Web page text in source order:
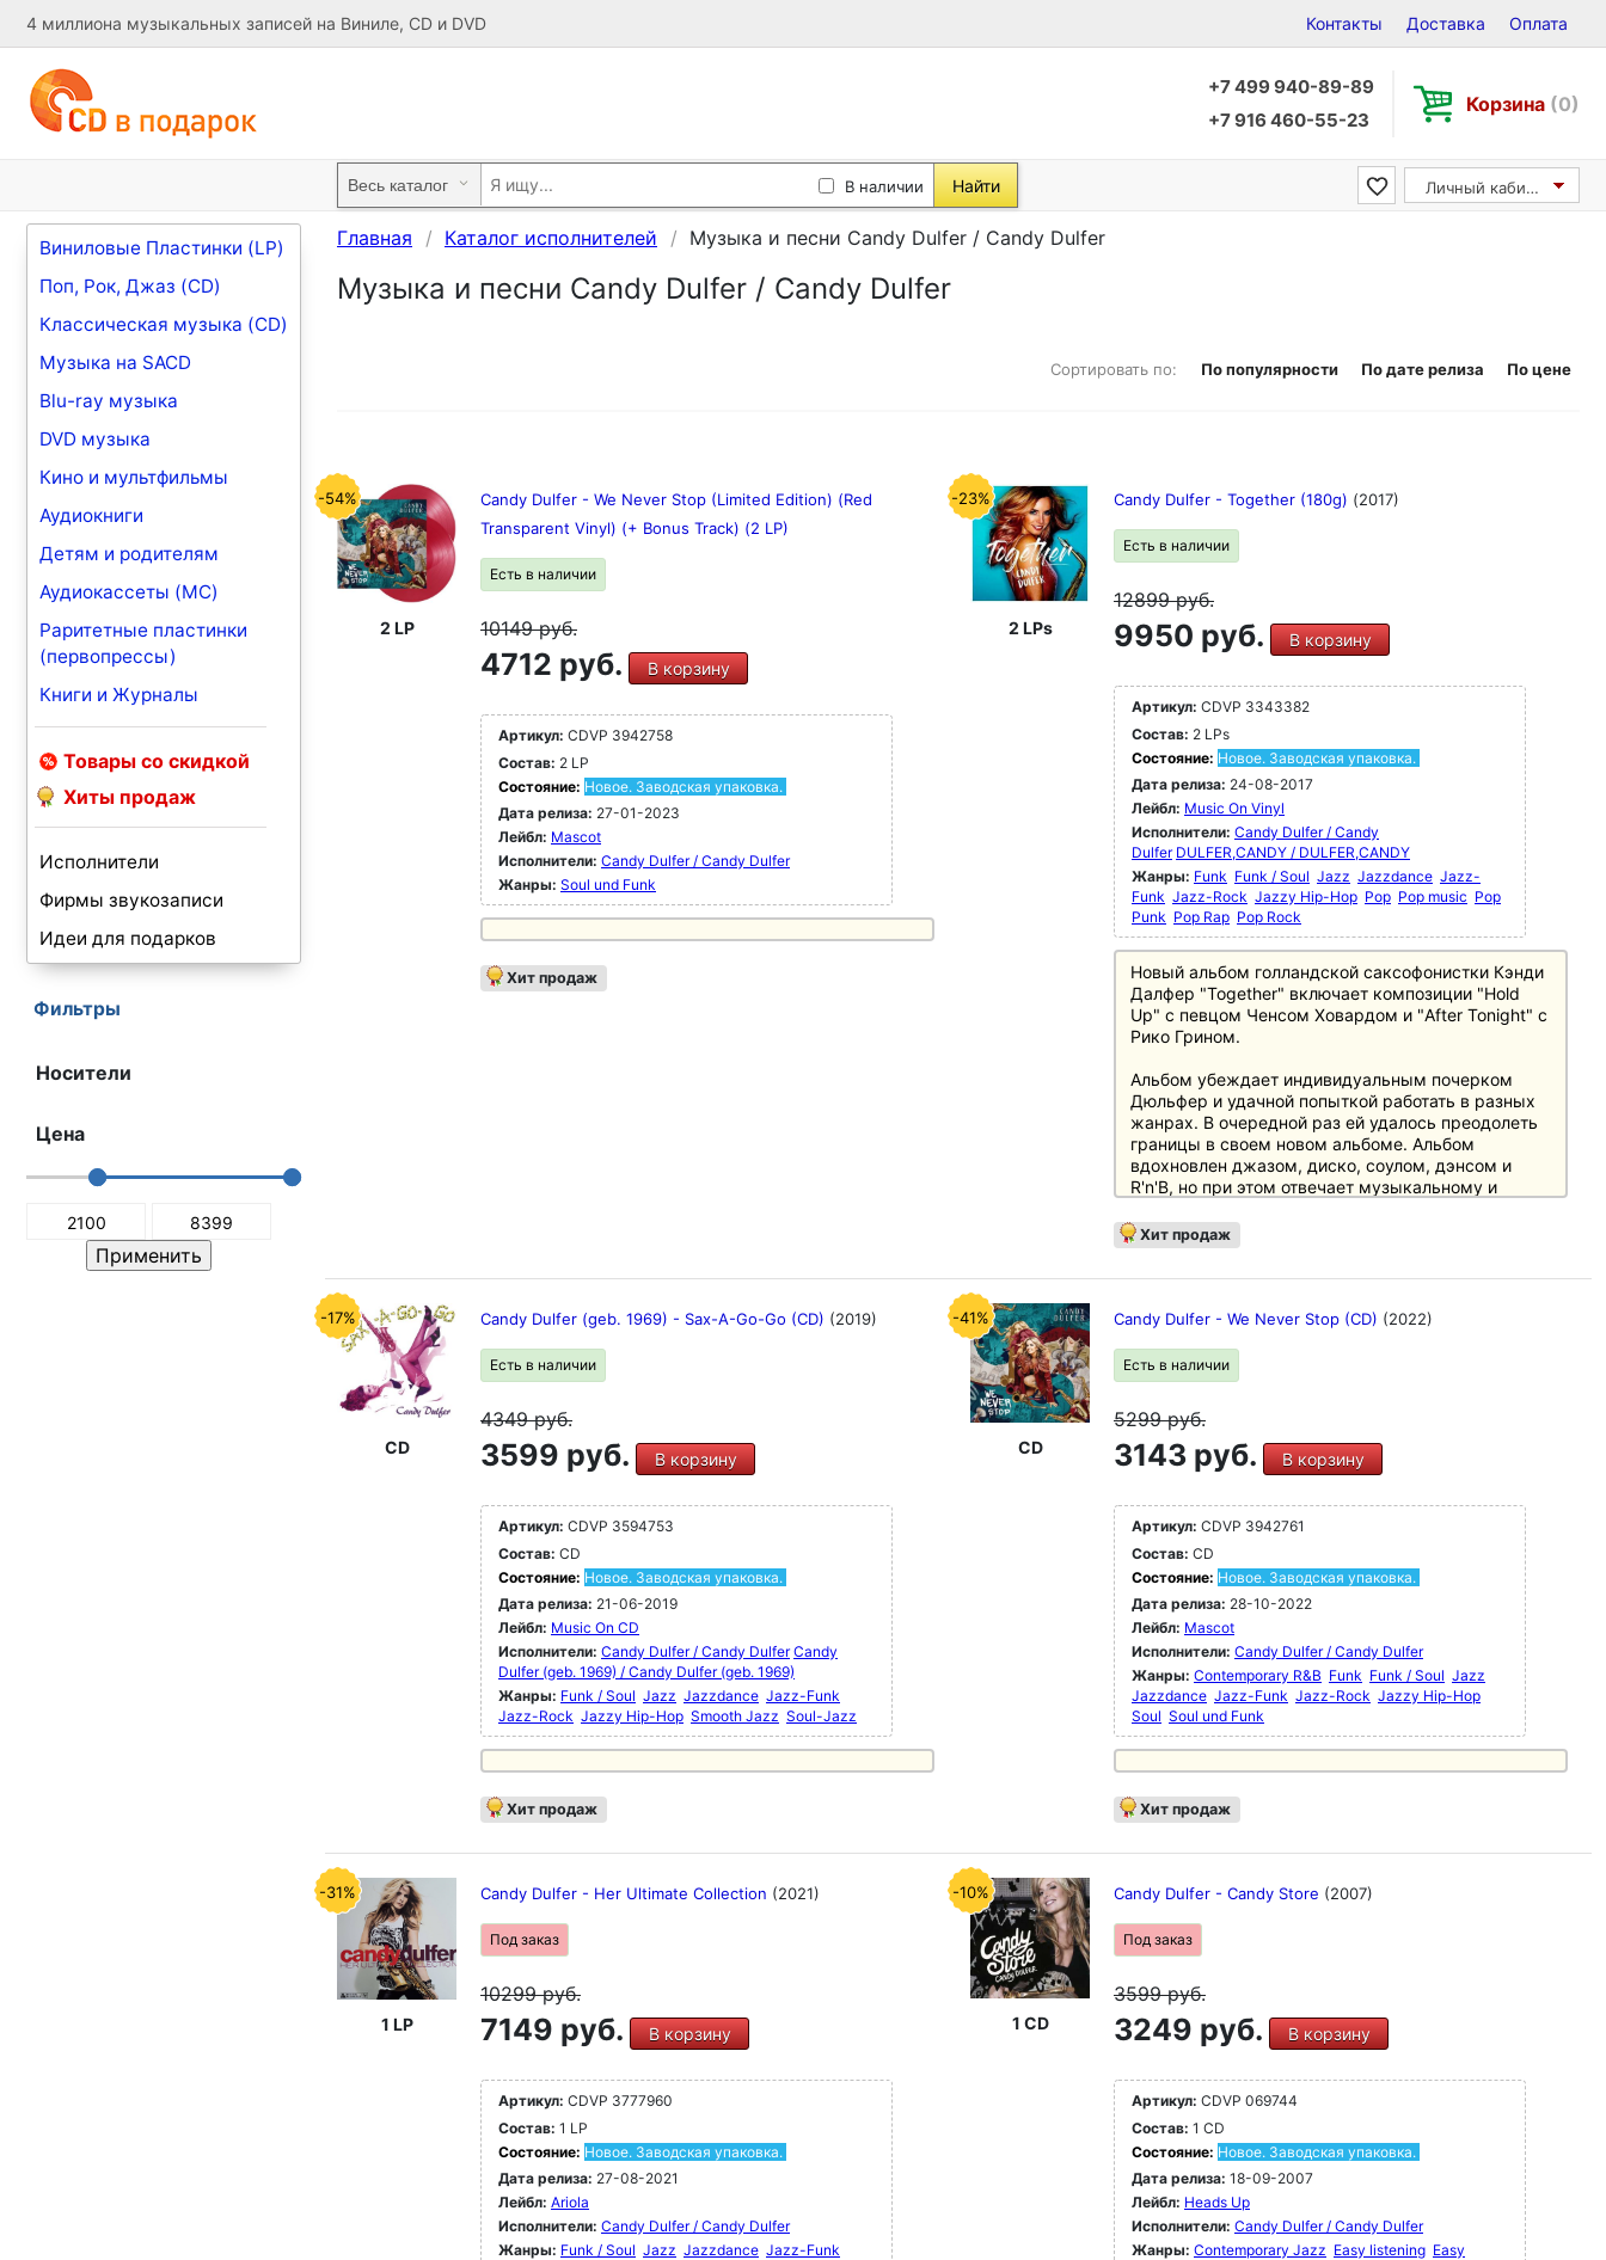
4 миллиона музыкальных записей на Виниле, CD и DVD Контакты Доставка Оплата
+7 499 940-89-89
+7 916 460-55-23
Корзина (0)
В наличии Найти Личный кабинет
Виниловые Пластинки (LP)
Поп, Рок, Джаз (CD)
Классическая музыка (CD)
Музыка на SACD
Blu-ray музыка
DVD музыка
Кино и мультфильмы
Аудиокниги
Детям и родителям
Аудиокассеты (MC)
Раритетные пластинки
(первопрессы)
Книги и Журналы
Товары со скидкой
Хиты продаж
Исполнители
Фирмы звукозаписи
Идеи для подарков
Фильтры
Носители
Цена
Главная Каталог исполнителей Музыка и песни Candy Dulfer / Candy Dulfer
Музыка и песни Candy Dulfer / Candy Dulfer
Сортировать по: По популярности По дате релиза По цене
-54%
2 LP
Candy Dulfer - We Never Stop (Limited Edition) (Red
Transparent Vinyl) (+ Bonus Track) (2 LP)
Есть в наличии
10149руб.
4712 руб. В корзину
Артикул: CDVP 3942758
Состав: 2 LP
Состояние: Новое. Заводская упаковка.
Дата релиза: 27-01-2023
Лейбл: Mascot
Исполнители: Candy Dulfer / Candy Dulfer
Жанры: Soul und Funk
Хит продаж
-23%
2 LPs
Candy Dulfer - Together (180g) (2017)
Есть в наличии
12899руб.
9950 руб. В корзину
Артикул: CDVP 3343382
Состав: 2 LPs
Состояние: Новое. Заводская упаковка.
Дата релиза: 24-08-2017
Лейбл: Music On Vinyl
Исполнители: Candy Dulfer / Candy
Dulfer DULFER,CANDY / DULFER,CANDY
Жанры: Funk Funk / Soul Jazz Jazzdance Jazz-
Funk Jazz-Rock Jazzy Hip-Hop Pop Pop music Pop
Punk Pop Rap Pop Rock
Новый альбом голландской саксофонистки Кэнди
Далфер "Together" включает композиции "Hold
Up" с певцом Ченсом Ховардом и "After Tonight" с
Рико Грином.
Альбом убеждает индивидуальным почерком
Дюльфер и удачной попыткой работать в разных
жанрах. В очередной раз ей удалось преодолеть
границы в своем новом альбоме. Альбом
вдохновлен джазом, диско, соулом, дэнсом и
R'n'B, но при этом отвечает музыкальному и
Она представляет собой глубоко личное и
очевидной снова и снова, и трудно поверить, что
громкому сотрудничеству с Дэйвом Стюартом
(хит номер один во всем мире "Lily Was Here") и
"Partyman" сделал едкое замечание ("When I want
sax, I call Candy").
сцене, так и в студии с такими музыкантами, как
Ван Моррисон, Масео Паркер, Шейла И., Мэвис
Стейплз, Лайонел Ричи, Бейонсе, Pink Floyd, Чака
Хан, Арета Франклин. Несмотря на эти громкие
совместные работы, ее сольная карьера всегда
была на первом плане.
Свою первую группу она создала в 13 лет, и с тех
пор без нее невозможно представить мировые
сцены.
Хит продаж
-17%
CD
Candy Dulfer (geb. 1969) - Sax-A-Go-Go (CD) (2019)
Есть в наличии
4349руб.
3599 руб. В корзину
Артикул: CDVP 3594753
Состав: CD
Состояние: Новое. Заводская упаковка.
Дата релиза: 21-06-2019
Лейбл: Music On CD
Исполнители: Candy Dulfer / Candy Dulfer Candy
Dulfer (geb. 1969) / Candy Dulfer (geb. 1969)
Жанры: Funk / Soul Jazz Jazzdance Jazz-Funk
Jazz-Rock Jazzy Hip-Hop Smooth Jazz Soul-Jazz
Хит продаж
-41%
CD
Candy Dulfer - We Never Stop (CD) (2022)
Есть в наличии
5299руб.
3143 руб. В корзину
Артикул: CDVP 3942761
Состав: CD
Состояние: Новое. Заводская упаковка.
Дата релиза: 28-10-2022
Лейбл: Mascot
Исполнители: Candy Dulfer / Candy Dulfer
Жанры: Contemporary R&B Funk Funk / Soul Jazz
Jazzdance Jazz-Funk Jazz-Rock Jazzy Hip-Hop
Soul Soul und Funk
Хит продаж
-31%
1 LP
Candy Dulfer - Her Ultimate Collection (2021)
Под заказ
10299руб.
7149 руб. В корзину
Артикул: CDVP 3777960
Состав: 1 LP
Состояние: Новое. Заводская упаковка.
Дата релиза: 27-08-2021
Лейбл: Ariola
Исполнители: Candy Dulfer / Candy Dulfer
Жанры: Funk / Soul Jazz Jazzdance Jazz-Funk
-10%
1 CD
Candy Dulfer - Candy Store (2007)
Под заказ
3599руб.
3249 руб. В корзину
Артикул: CDVP 069744
Состав: 1 CD
Состояние: Новое. Заводская упаковка.
Дата релиза: 18-09-2007
Лейбл: Heads Up
Исполнители: Candy Dulfer / Candy Dulfer
Жанры: Contemporary Jazz Easy listening Easy